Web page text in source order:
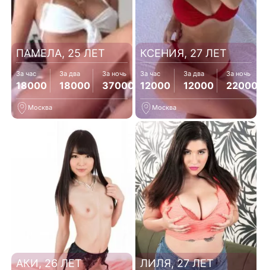
ПАМЕЛА, 25 ЛЕТ
За час
18000
За два
18000
За ночь
37000
Москва
КСЕНИЯ, 27 ЛЕТ
За час
12000
За два
12000
За ночь
22000
Москва
АКИ, 26 ЛЕТ ЛИЛЯ, 27 ЛЕТ